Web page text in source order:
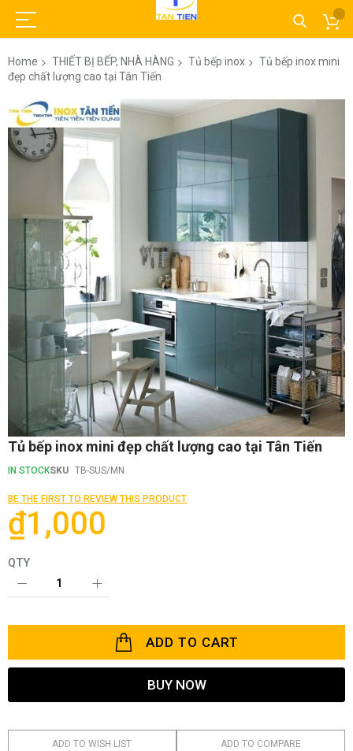
Home THIẾT BỊ BẾP, NHÀ HÀNG Tủ bếp inox
Tủ bếp inox mini
đẹp chất lượng cao tại Tân Tiến
Skip
to
the
end
of
Skip
the
of
the
images
gallery
Tủ bếp inox mini đẹp chất lượng cao tại Tân Tiến
IN STOCKSKU TB-SUS/MN
BE THE FIRST TO REVIEW THIS PRODUCT
₫1,000
QTY
ADD TO CART
BUY NOW
ADD TO WISH LIST ADD TO COMPARE